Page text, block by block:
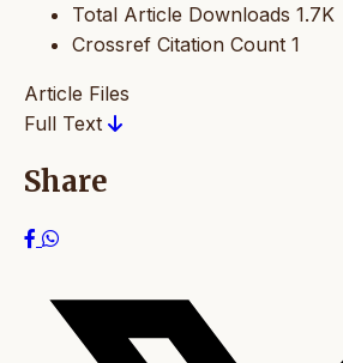
Total Article Downloads 1.7K
Crossref Citation Count 1
Article Files
Full Text
Share